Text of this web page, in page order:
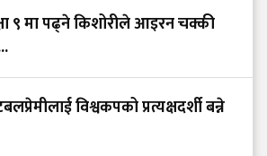
९ मा पढ्ने किशोरीले आइरन चक्की
विश्वकपको प्रत्यक्षदर्शी बन्ने